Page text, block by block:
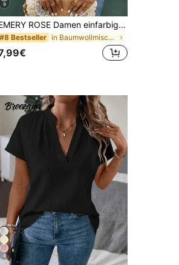
9
EMERY ROSE Damen einfarbiges V-Ausschnitt Camisole mit Knopfverzierung, minimalistisch und modisch, geeignet für den Sommertrag
#8 Bestseller in Baumwollmischungen Damen Oberteile, Blusen & T-
4